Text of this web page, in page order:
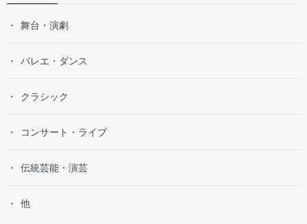
舞台・演劇
バレエ・ダンス
クラシック
コンサート・ライブ
伝統芸能・演芸
他